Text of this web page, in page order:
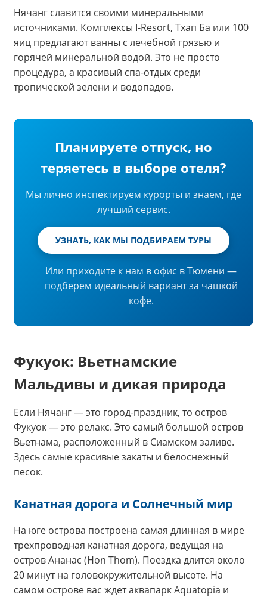
Нячанг славится своими минеральными
источниками. Комплексы I-Resort, Тхап Ба или 100
яиц предлагают ванны с лечебной грязью и
горячей минеральной водой. Это не просто
процедура, а красивый спа-отдых среди
тропической зелени и водопадов.
Планируете отпуск, но
теряетесь в выборе отеля?
Мы лично инспектируем курорты и знаем, где
лучший сервис.
УЗНАТЬ, КАК МЫ ПОДБИРАЕМ ТУРЫ
Или приходите к нам в офис в Тюмени —
подберем идеальный вариант за чашкой
кофе.
Фукуок: Вьетнамские
Мальдивы и дикая природа
Если Нячанг — это город-праздник, то остров
Фукуок — это релакс. Это самый большой остров
Вьетнама, расположенный в Сиамском заливе.
Здесь самые красивые закаты и белоснежный
песок.
Канатная дорога и Солнечный мир
На юге острова построена самая длинная в мире
трехпроводная канатная дорога, ведущая на
остров Ананас (Hon Thom). Поездка длится около
20 минут на головокружительной высоте. На
самом острове вас ждет аквапарк Aquatopia и